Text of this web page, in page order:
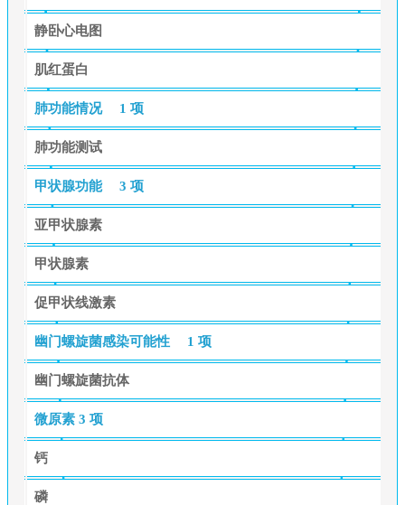
静卧心电图
肌红蛋白
肺功能情况 1 项
肺功能测试
甲状腺功能 3 项
亚甲状腺素
甲状腺素
促甲状线激素
幽门螺旋菌感染可能性 1 项
幽门螺旋菌抗体
微原素 3 项
钙
磷